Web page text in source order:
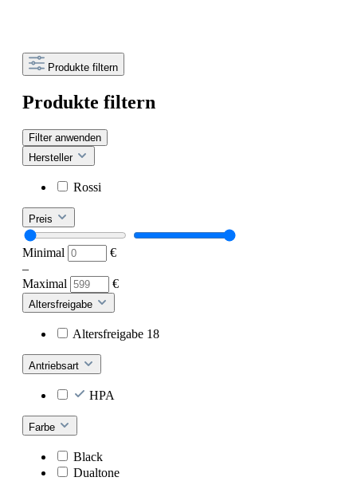
Produkte filtern
Produkte filtern
Filter anwenden
Hersteller
Rossi
Preis
Minimal
€
–
Maximal
€
Altersfreigabe
Altersfreigabe 18
Antriebsart
HPA
Farbe
Black
Dualtone